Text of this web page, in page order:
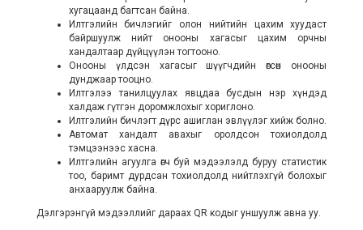
хугацаанд багтсан байна.
Илтгэлийн бичлэгийг олон нийтийн цахим хуудаст
байршуулж нийт онооны хагасыг цахим орчны
хандалтаар дүйцүүлэн тогтооно.
Онооны үлдсэн хагасыг шүүгчдийн өгсөн онооны
дунджаар тооцно.
Илтгэлээ танилцуулах явцдаа бусдын нэр хүндэд
халдаж гүтгэн доромжлохыг хориглоно.
Илтгэлийн бичлэгт дүрс ашиглан эвлүүлэг хийж болно.
Автомат хандалт авахыг оролдсон тохиолдолд
тэмцээнээс хасна.
Илтгэлийн агуулга өгч буй мэдээлэлд буруу статистик
тоо, баримт дурдсан тохиолдолд нийтлэхгүй болохыг
анхааруулж байна.
Дэлгэрэнгүй мэдээллийг дараах QR кодыг уншуулж авна уу.